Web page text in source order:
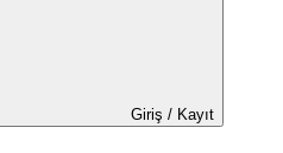
Giriş / Kayıt